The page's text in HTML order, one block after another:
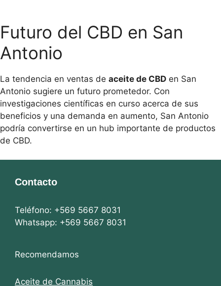
30
gr
Futuro del CBD en San
Antonio
La tendencia en ventas de aceite de CBD en San
Antonio sugiere un futuro prometedor. Con
investigaciones científicas en curso acerca de sus
beneficios y una demanda en aumento, San Antonio
podría convertirse en un hub importante de productos
de CBD.
Contacto
Teléfono: +569 5667 8031
Whatsapp: +569 5667 8031
Recomendamos
Aceite de Cannabis